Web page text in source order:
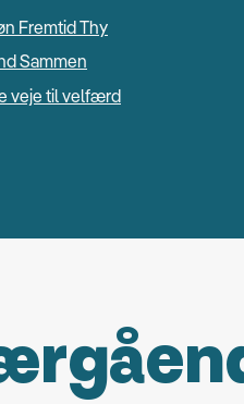
Fremtid Thy
Sammen
veje til velfærd